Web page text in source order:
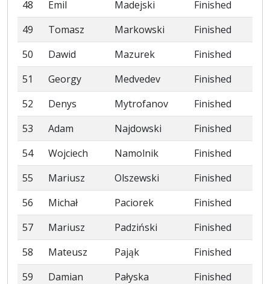
48 Emil Madejski
Finished
49
Tomasz Markowski
Finished
50
Dawid Mazurek
Finished
51
Georgy Medvedev
Finished
52
Denys Mytrofanov
Finished
53
Adam Najdowski
Finished
54
Wojciech Namolnik
Finished
55
Mariusz Olszewski
Finished
56
Michał Paciorek
Finished
57
Mariusz Padziński
Finished
58
Mateusz Pająk
Finished
59
Damian Pałyska
Finished